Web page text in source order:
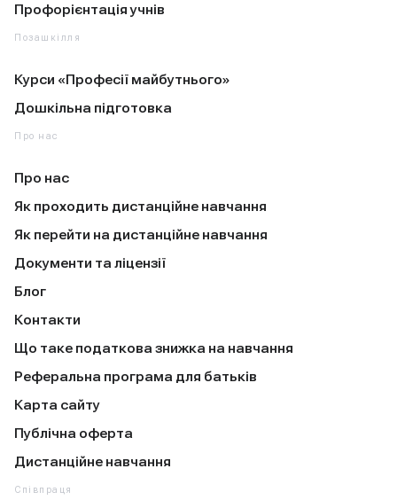
Профорієнтація учнів
Позашкілля
Курси «Професії майбутнього»
Дошкільна підготовка
Про нас
Про нас
Як проходить дистанційне навчання
Як перейти на дистанційне навчання
Документи та ліцензії
Блог
Контакти
Що таке податкова знижка на навчання
Реферальна програма для батьків
Карта сайту
Публічна оферта
Дистанційне навчання
Співпраця